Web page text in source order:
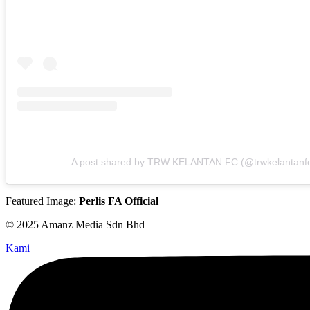
A post shared by TRW KELANTAN FC
Featured Image: Perlis FA Official
© 2025 Amanz Media Sdn Bhd
Kami